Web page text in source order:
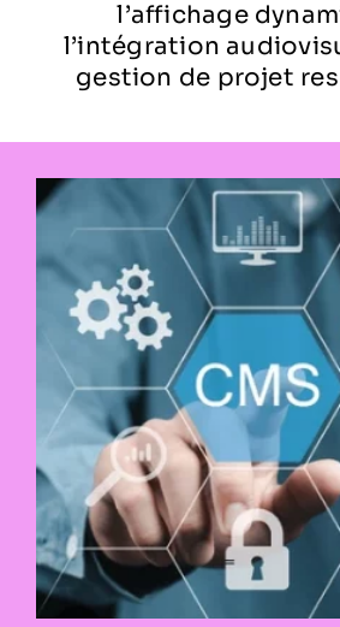
l’affichage
l’intégration
gestion de projet